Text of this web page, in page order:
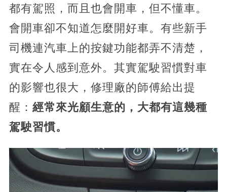
都有駕照，而且也會開車，但不懂車。
會開車卻不知道怎麼開好車。有些新手
司機連汽車上的按鍵功能都弄不清楚，
實在令人感到意外。其實駕駛習慣對車
的影響也很大，修理廠的師傅給出提
醒： 經常來光顧生意的，大都有這幾種
駕駛習慣。